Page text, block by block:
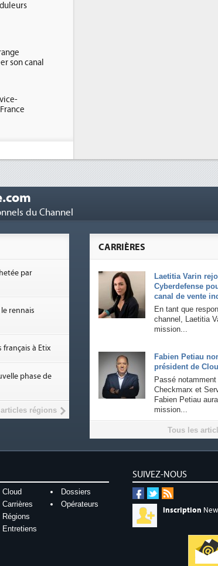
son canal
du Channel
CARRIÈRES
Laetitia Varin
Cyberdefense
canal de vente
En tant que
channel, Laetitia
mission...
Fabien Petiau
président de
Passé notamment
Checkmarx et
Fabien Petiau
mission...
Tous les
par
rennais
français à Etix
phase de
régions
SUIVEZ-NOUS
Inscription
Cloud
Dossiers
Carrières
Opérateurs
Régions
Entretiens